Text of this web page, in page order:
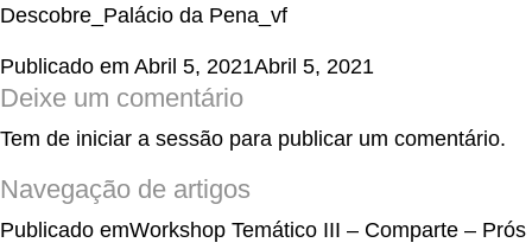
Descobre_Palácio da Pena_vf
Publicado em Abril 5, 2021Abril 5, 2021
Deixe um comentário
Tem de iniciar a sessão para publicar um comentário.
Navegação de artigos
Publicado emWorkshop Temático III – Comparte – Prós